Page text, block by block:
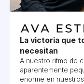
La victoria que
necesitan
A nuestro ritmo de
aparentemente
enorme en